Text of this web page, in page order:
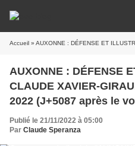
Accueil » AUXONNE : DÉFENSE ET ILLUSTRATION DE CLAUDE
AUXONNE : DÉFENSE
CLAUDE XAVIER-
2022 (J+5087 après le
Publié le 21/11/2022 à 05:00
Par Claude Speranza